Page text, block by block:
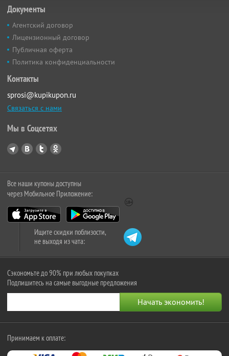
Документы
Агентский договор
Лицензионный договор
Публичная оферта
Политика конфиденциальности
Контакты
sprosi@kupikupon.ru
Связаться с нами
Мы в Соцсетях
Все наши купоны доступны
через Мобильное Приложение:
Ищите скидки поблизости,
не выходя из чата:
Сэкономьте до 90% при любых покупках
Подпишитесь на самые выгодные предложения
Принимаем к оплате: